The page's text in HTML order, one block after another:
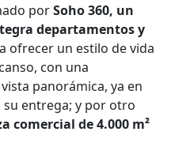
porSoho 360, un
departamentos y
ofrecer un estilo de vida
con una
panorámica, ya en
entrega; y por otro
comercial de 4.000 m²